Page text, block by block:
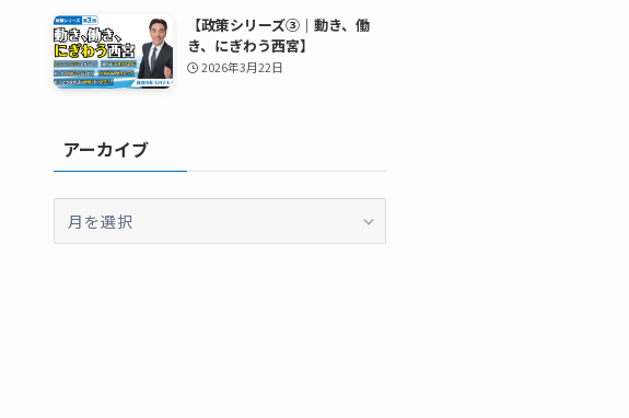
【政策シリーズ③｜動き、働
き、にぎわう西宮】
2026年3月22日
アーカイブ